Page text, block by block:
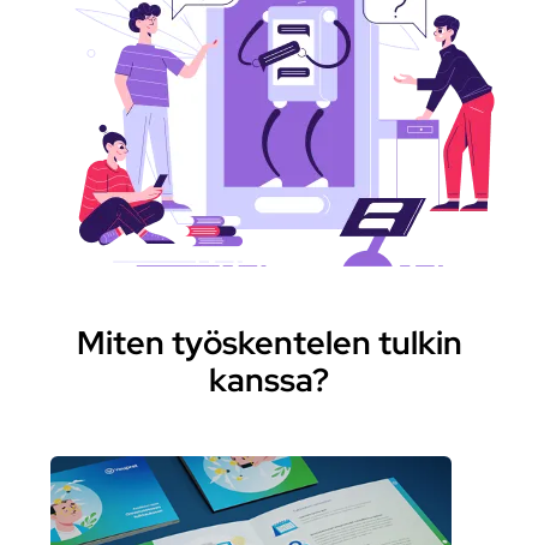
Miten työskentelen tulkin
kanssa?